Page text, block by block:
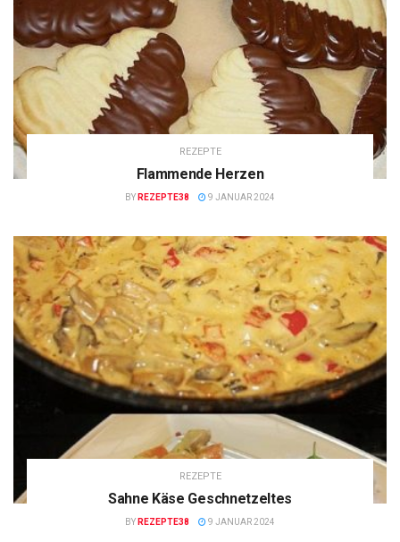
REZEPTE
Flammende Herzen
BY REZEPTE38 9 JANUAR 2024
REZEPTE
Sahne Käse Geschnetzeltes
BY REZEPTE38 9 JANUAR 2024